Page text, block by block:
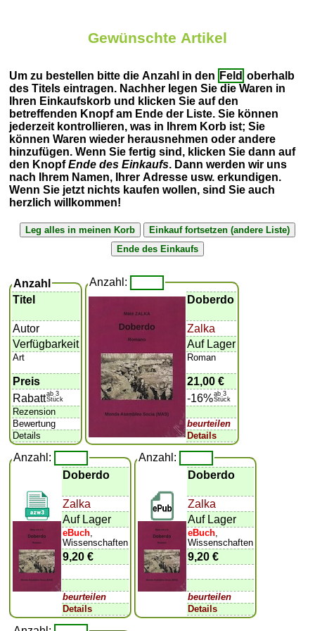
Gewünschte Artikel
Um zu bestellen bitte die Anzahl in den Feld oberhalb
des Titels eintragen. Nachher legen Sie die Waren in
Ihren Einkaufskorb und klicken Sie auf den
betreffenden Knopf am Ende der Liste. Sie können
jederzeit kontrollieren, was in Ihrem Korb ist; Sie
können Waren wieder herausnehmen oder andere
hinzufügen. Wenn Sie fertig sind, klicken Sie dann auf
den KnopfEnde des Einkaufs. Dann werden wir uns
nach Ihrem Namen, Ihrer Adresse usw. erkundigen.
Wenn Sie jetzt nichts kaufen wollen, sind Sie auch
herzlich willkommen!
Anzahl
Titel
Autor
Verfügbarkeit
Art
Preis
Rabattab 3
Stück
Rezension
Bewertung
Details
Anzahl:
Doberdo
Zalka
Auf Lager
Roman
21,00 €
-16%ab 3
Stück
beurteilen
Details
Anzahl:
Doberdo
Zalka
Auf Lager
eBuch
Wissenschaften
9,20 €
beurteilen
Details
Anzahl:
Doberdo
Zalka
Auf Lager
eBuch
Wissenschaften
9,20 €
beurteilen
Details